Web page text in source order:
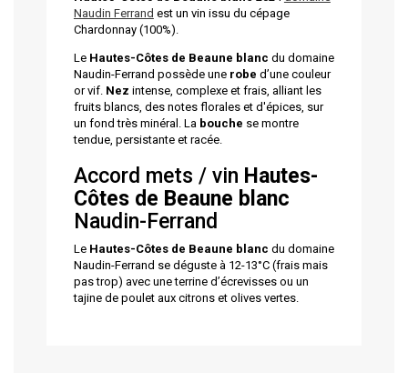
Naudin Ferrand est un vin issu du cépage
Chardonnay (100%).
Le Hautes-Côtes de Beaune blanc du domaine
Naudin-Ferrand possède une robe d’une couleur
or vif. Nez intense, complexe et frais, alliant les
fruits blancs, des notes florales et d'épices, sur
un fond très minéral. La bouche se montre
tendue, persistante et racée.
Accord mets / vin Hautes-
Côtes de Beaune blanc
Naudin-Ferrand
Le Hautes-Côtes de Beaune blanc du domaine
Naudin-Ferrand se déguste à 12-13°C (frais mais
pas trop) avec une terrine d’écrevisses ou un
tajine de poulet aux citrons et olives vertes.